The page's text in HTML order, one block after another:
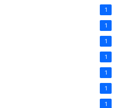
1
1
1
1
1
1
1